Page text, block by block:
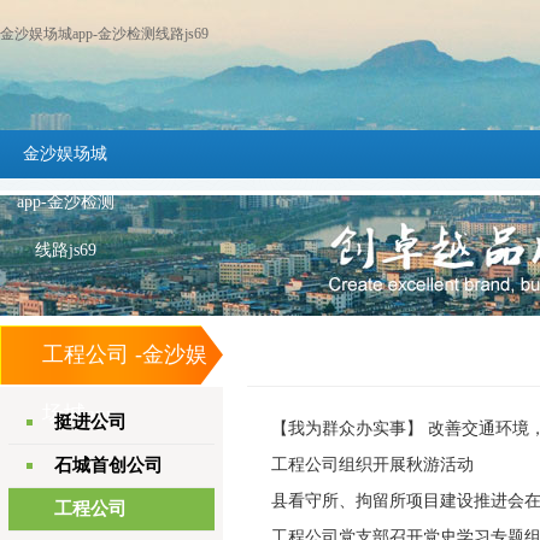
金沙娱场城app-金沙检测线路js69
金沙娱场城
app-金沙检测
线路js69
工程公司 -金沙娱
场城app
挺进公司
石城首创公司
工程公司
【我为群众办实事】 改善交通环
工程公司组织开展秋游活动
县看守所、拘留所项目建设推进会